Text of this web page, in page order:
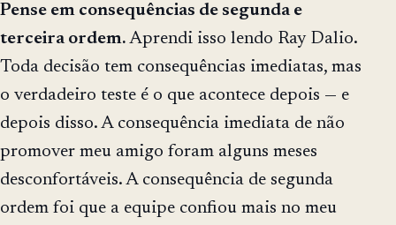
Pense em consequências de segunda e
terceira ordem. Aprendi isso lendo Ray Dalio.
Toda decisão tem consequências imediatas, mas
o verdadeiro teste é o que acontece depois — e
depois disso. A consequência imediata de não
promover meu amigo foram alguns meses
desconfortáveis. A consequência de segunda
ordem foi que a equipe confiou mais no meu